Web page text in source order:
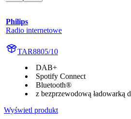
Philips
Radio internetowe
TAR8805/10
DAB+
Spotify Connect
Bluetooth®
z bezprzewodową ładowarką
Wyświetl produkt